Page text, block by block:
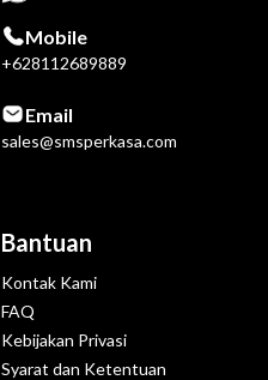
Mobile
+628112689889
Email
sales@smsperkasa.com
Bantuan
Kontak Kami
FAQ
Kebijakan Privasi
Syarat dan Ketentuan